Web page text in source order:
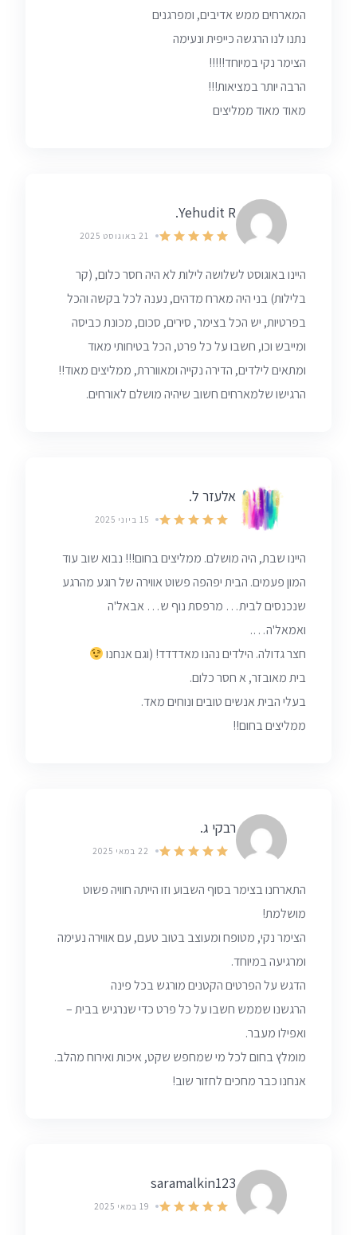
המארחים ממש אדיבים, ומפרגנים
נתנו לנו הרגשה כייפית ונעימה
הצימר נקי במיוחד!!!!!
הרבה יותר במציאות!!!
מאוד מאוד ממליצים
Yehudit R.
21 באוגוסט 2025
היינו באוגוסט לשלושה לילות לא היה חסר כלום, (קר
בלילות) בני היה מארח מדהים, נענה לכל בקשה והכל
בפרטיות, יש הכל בצימר, סירים, סכום, מכונת כביסה
ומייבש וכו, חשבו על כל פרט, הכל בטיחותי מאוד
ומתאים לילדים, הדירה נקייה ומאווררת, ממליצים מאוד!!
הרגישו שלמארחים חשוב שיהיה מושלם לאורחים.
אלעזר ל.
15 ביוני 2025
היינו שבת, היה מושלם. ממליצים בחום!!! נבוא שוב עוד
המון פעמים. הבית יפהפה פשוט אווירה של רוגע מהרגע
שנכנסים לבית… מרפסת נוף ש… אבאל'ה
ואמאל'ה….
חצר גדולה. הילדים נהנו מאדדדד! (וגם אנחנו
בית מאובזר, א חסר כלום.
בעלי הבית אנשים טובים ונוחים מאד.
ממליצים בחום!!
רבקי ג.
22 במאי 2025
התארחנו בצימר בסוף השבוע וזו הייתה חוויה פשוט
מושלמת!
הצימר נקי, מטופח ומעוצב בטוב טעם, עם אווירה נעימה
ומרגיעה במיוחד.
הדגש על הפרטים הקטנים מורגש בכל פינה
הרגשנו שממש חשבו על כל פרט כדי שנרגיש בבית –
ואפילו מעבר.
מומלץ בחום לכל מי שמחפש שקט, איכות ואירוח מהלב.
אנחנו כבר מחכים לחזור שוב!
saramalkin123
19 במאי 2025